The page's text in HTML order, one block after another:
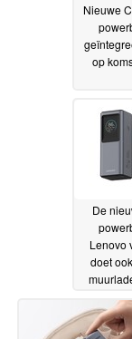
Nieuwe
op
De
Lenovo
doet